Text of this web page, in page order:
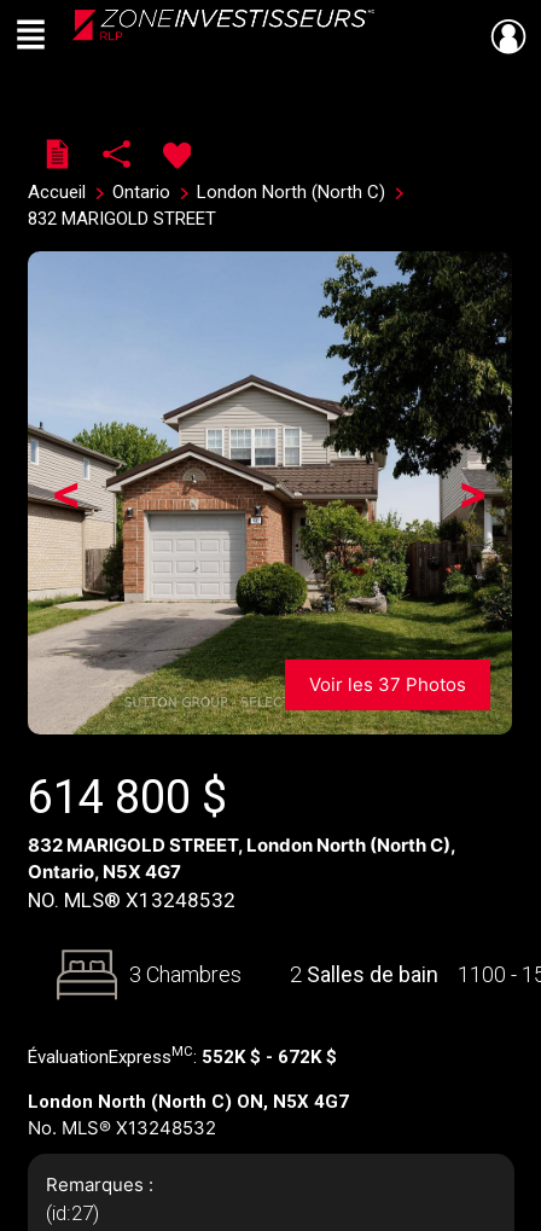
Live
En Direct
Menu
Accueil Ontario
London North (North C)
832 MARIGOLD STREET
>
<
Voir les 37 Photos
614 800 $
832 MARIGOLD STREET, London North (North C),
Ontario, N5X 4G7
NO. MLS® X13248532
3 Chambres 2 Salles de bain 1100 -
ÉvaluationExpress MC: 552K $ - 672K $
London North (North C) ON, N5X 4G7
No. MLS® X13248532
Remarques :
(id:27)